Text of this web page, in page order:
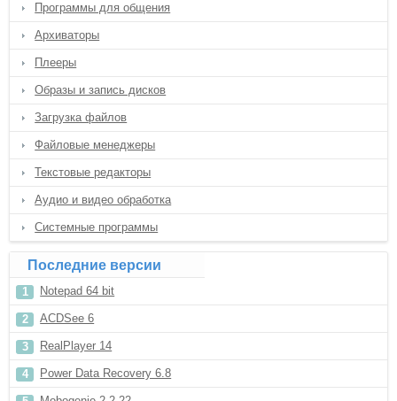
Программы для общения
Архиваторы
Плееры
Образы и запись дисков
Загрузка файлов
Файловые менеджеры
Текстовые редакторы
Аудио и видео обработка
Системные программы
Последние версии
Notepad 64 bit
ACDSee 6
RealPlayer 14
Power Data Recovery 6.8